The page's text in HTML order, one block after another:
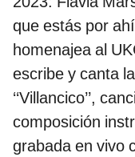
que estás por
homenajea al
escribe y canta
‘‘Villancico’’,
composición
grabada en vivo